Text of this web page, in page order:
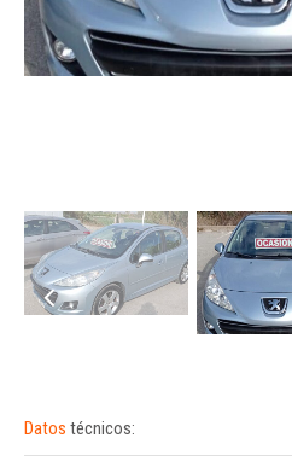
Datos técnicos: